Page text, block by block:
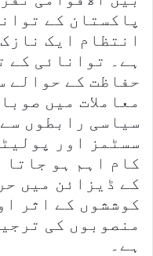
پاکستان کے
انتظام ایک
ہے۔ توانائی کے
حفاظت کے حوالے
معاملات میں
سیاسی رابطوں
سسٹمز اور
کام اہم ہو جاتا
کے ڈیزائن میں
کوششوں کے اثر
منصوبوں کی
ہے۔